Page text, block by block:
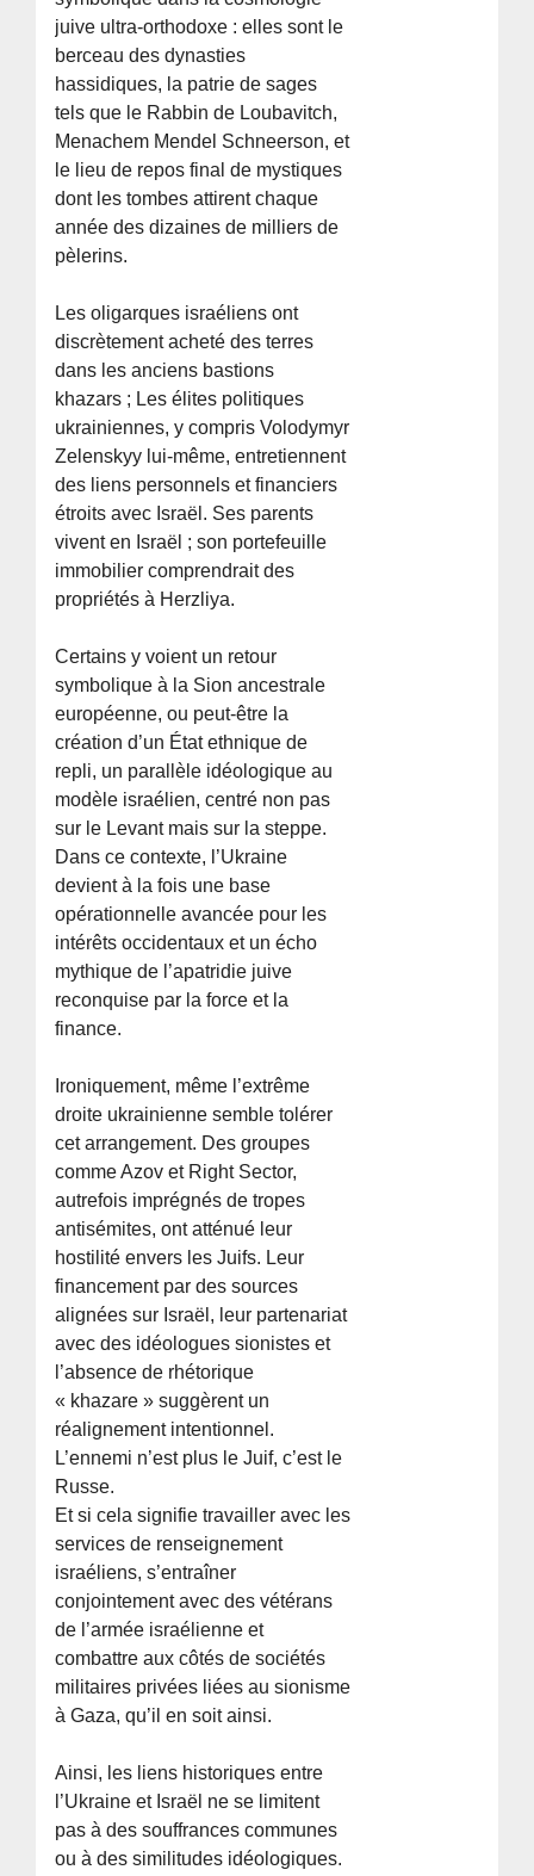
juive ultra-orthodoxe : elles sont le
berceau des dynasties
hassidiques, la patrie de sages
tels que le Rabbin de Loubavitch,
Menachem Mendel Schneerson, et
le lieu de repos final de mystiques
dont les tombes attirent chaque
année des dizaines de milliers de
pèlerins.
Les oligarques israéliens ont
discrètement acheté des terres
dans les anciens bastions
khazars ; Les élites politiques
ukrainiennes, y compris Volodymyr
Zelenskyy lui-même, entretiennent
des liens personnels et financiers
étroits avec Israël. Ses parents
vivent en Israël ; son portefeuille
immobilier comprendrait des
propriétés à Herzliya.
Certains y voient un retour
symbolique à la Sion ancestrale
européenne, ou peut-être la
création d’un État ethnique de
repli, un parallèle idéologique au
modèle israélien, centré non pas
sur le Levant mais sur la steppe.
Dans ce contexte, l’Ukraine
devient à la fois une base
opérationnelle avancée pour les
intérêts occidentaux et un écho
mythique de l’apatridie juive
reconquise par la force et la
finance.
Ironiquement, même l’extrême
droite ukrainienne semble tolérer
cet arrangement. Des groupes
comme Azov et Right Sector,
autrefois imprégnés de tropes
antisémites, ont atténué leur
hostilité envers les Juifs. Leur
financement par des sources
alignées sur Israël, leur partenariat
avec des idéologues sionistes et
l’absence de rhétorique
« khazare » suggèrent un
réalignement intentionnel.
L’ennemi n’est plus le Juif, c’est le
Russe.
Et si cela signifie travailler avec les
services de renseignement
israéliens, s’entraîner
conjointement avec des vétérans
de l’armée israélienne et
combattre aux côtés de sociétés
militaires privées liées au sionisme
à Gaza, qu’il en soit ainsi.
Ainsi, les liens historiques entre
l’Ukraine et Israël ne se limitent
pas à des souffrances communes
ou à des similitudes idéologiques.